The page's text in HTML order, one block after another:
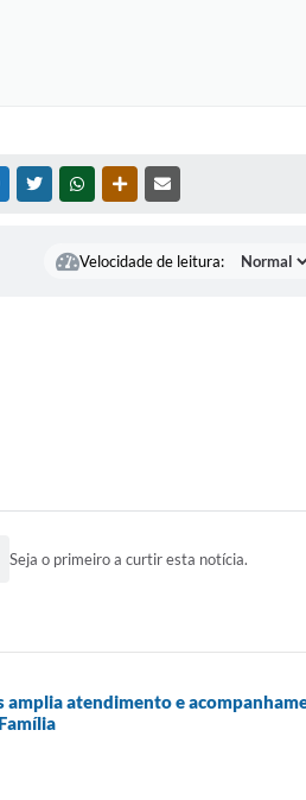
MESSENGER
TWITTERWHATSAPPOUTRAS MÍDIAS
Velocidade de leitura:
Seja o primeiro a curtir esta notícia.
atendimento e